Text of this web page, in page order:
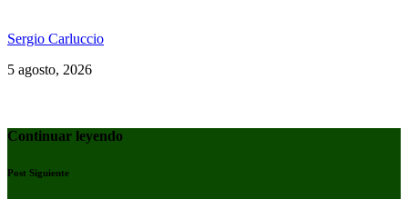
Sergio Carluccio
5 agosto, 2026
Continuar leyendo
Post Siguiente